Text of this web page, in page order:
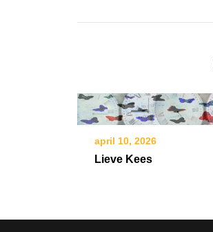
april 10, 2026
Lieve Kees